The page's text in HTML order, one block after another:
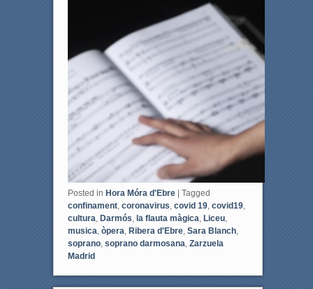
Posted in Hora Móra d'Ebre | Tagged
confinament, coronavirus covid 19, covid19,
cultura Darmós la flauta màgica Liceu,
musica òpera Ribera d'Ebre, Sara Blanch,
soprano, soprano darmosana Zarzuela
Madrid